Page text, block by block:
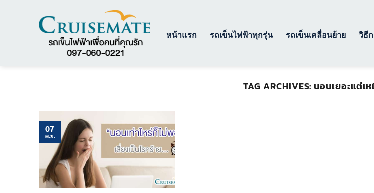
หน้าแรก รถเข็นไฟฟ้าทุกรุ่น รถเข็นเคลื่อนย้าย วิธี
TAG ARCHIVES: นอนเยอะแต่เ
07
พ.ย.